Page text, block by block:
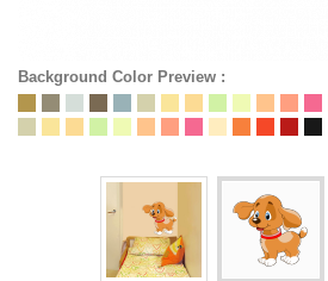
Background Color Preview :